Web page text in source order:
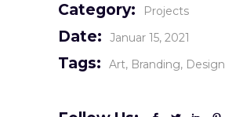
Category: Projects
Date: Januar 15, 2021
Tags: Art Branding Design